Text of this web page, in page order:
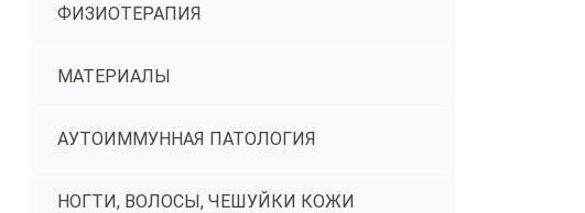
ФИЗИОТЕРАПИЯ
МАТЕРИАЛЫ
АУТОИММУННАЯ ПАТОЛОГИЯ
НОГТИ, ВОЛОСЫ, ЧЕШУЙКИ КОЖИ